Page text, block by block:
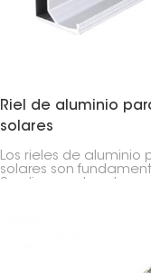
Riel de aluminio
solares
Los rieles de
solares son